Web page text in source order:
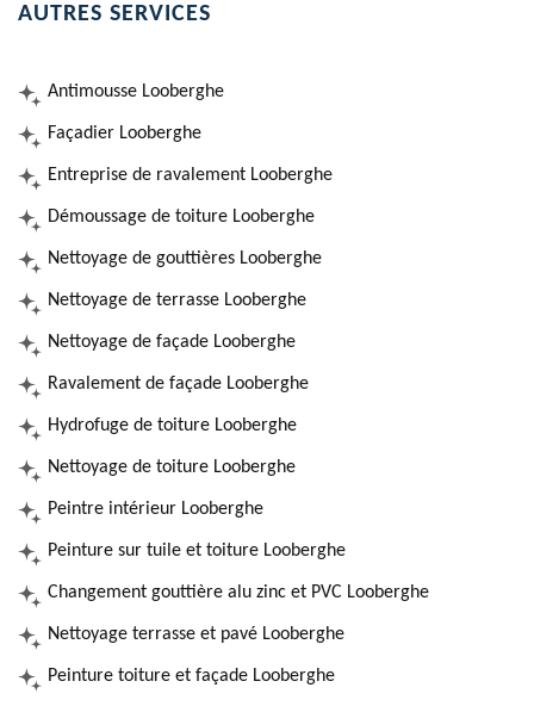
AUTRES SERVICES
Antimousse Looberghe
Façadier Looberghe
Entreprise de ravalement Looberghe
Démoussage de toiture Looberghe
Nettoyage de gouttières Looberghe
Nettoyage de terrasse Looberghe
Nettoyage de façade Looberghe
Ravalement de façade Looberghe
Hydrofuge de toiture Looberghe
Nettoyage de toiture Looberghe
Peintre intérieur Looberghe
Peinture sur tuile et toiture Looberghe
Changement gouttière alu zinc et PVC Looberghe
Nettoyage terrasse et pavé Looberghe
Peinture toiture et façade Looberghe